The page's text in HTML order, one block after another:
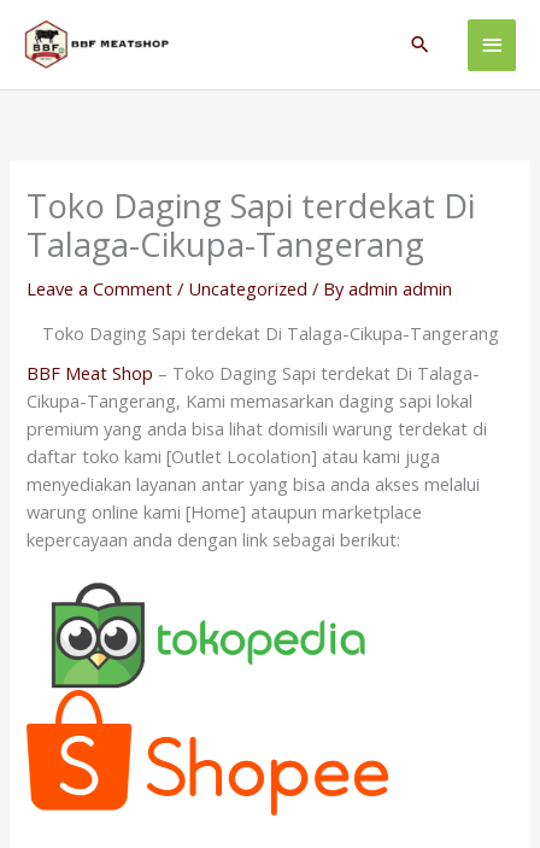
content
Main
Search
Toko Daging Sapi terdekat Di
Talaga-Cikupa-Tangerang
Leave a Comment / Uncategorized / Byadmin admin
Toko Daging Sapi terdekat Di Talaga-Cikupa-Tangerang
BBF Meat Shop – Toko Daging Sapi terdekat Di Talaga-
Cikupa-Tangerang, Kami memasarkan daging sapi lokal
premium yang anda bisa lihat domisili warung terdekat di
daftar toko kami [Outlet Locolation] atau kami juga
menyediakan layanan antar yang bisa anda akses melalui
warung online kami [Home] ataupun marketplace
kepercayaan anda dengan link sebagai berikut: